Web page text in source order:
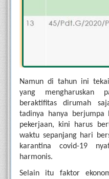
Namun di tahun ini
yang mengharuskan
beraktifitas dirumah
tadinya hanya
pekerjaan, kini harus
waktu sepanjang hari
karantina covid-19
harmonis.
Selain itu faktor